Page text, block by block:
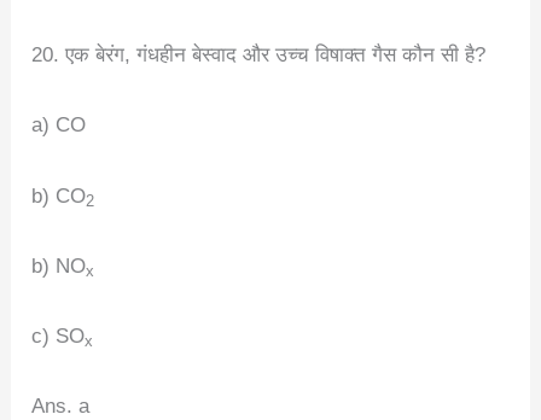
20. एक बेरंग, गंधहीन बेस्वाद और उच्च विषाक्त गैस कौन सी है?
a) CO
b) CO2
b) NOx
c) SOx
Ans. a